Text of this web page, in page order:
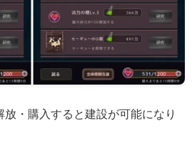
・購入すると建設が可能になり